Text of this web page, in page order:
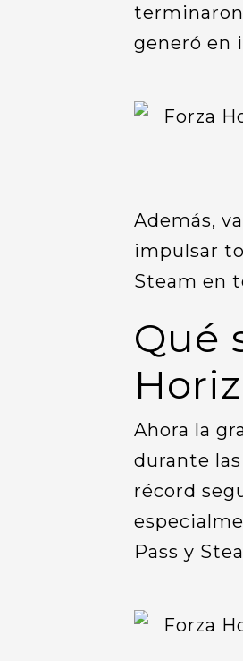
generó en
Además,
impulsar
Steam en
Qué
Ahora la
durante
récord
Pass y